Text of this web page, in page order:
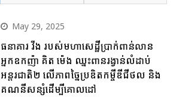
May 29, 2025
ធនាគារ វីង របស់មហាសេដ្ឋីប្រាក់ពាន់លាន
អ្នកឧកញ៉ា គិត ម៉េង ឈ្នះពានរង្វាន់លំដាប់
អន្តរជាតិ២ លើភាពច្នៃប្រឌិតកម្ចីឌីជីថល និង
គណនីសន្សំដើម្បីគោលដៅ